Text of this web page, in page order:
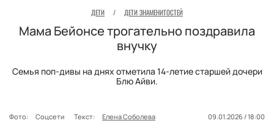
ДЕТИ / ДЕТИ ЗНАМЕНИТОСТЕЙ
Мама Бейонсе трогательно поздравила
внучку
Семья поп-дивы на днях отметила 14-летие старшей дочери
Блю Айви.
Фото: Соцсети Текст: Елена Соболева
09.01.2026 / 18:00